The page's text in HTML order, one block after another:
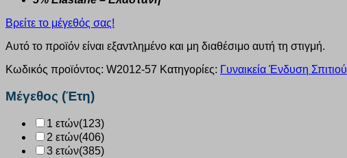
Βρείτε το μέγεθός σας!
Αυτό το προϊόν είναι εξαντλημένο και μη διαθέσιμο αυτή τη στιγμή.
Κωδικός προϊόντος: W2012-57 Κατηγορίες: Γυναικεία Ένδυση Σπιτιού
Μέγεθος (Έτη)
1 ετών(123)
2 ετών(406)
3 ετών(385)